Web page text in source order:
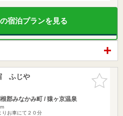
宿泊プランを見る
お気に入
りに追加
ふじや
郡みなかみ町 / 猿ヶ京温泉
りお車にて２０分